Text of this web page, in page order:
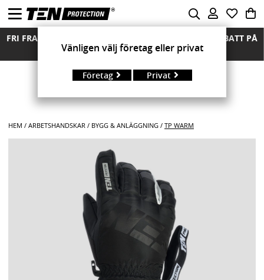
FRI FRAKT ÖVER 850 KR FRIA RETURER MÄNGDRABATT PÅ
ALLA MODELLER
HEM ARBETSHANDSKAR BYGG & ANLÄGGNING TP WARM
Vänligen välj företag eller privat
Företag Privat